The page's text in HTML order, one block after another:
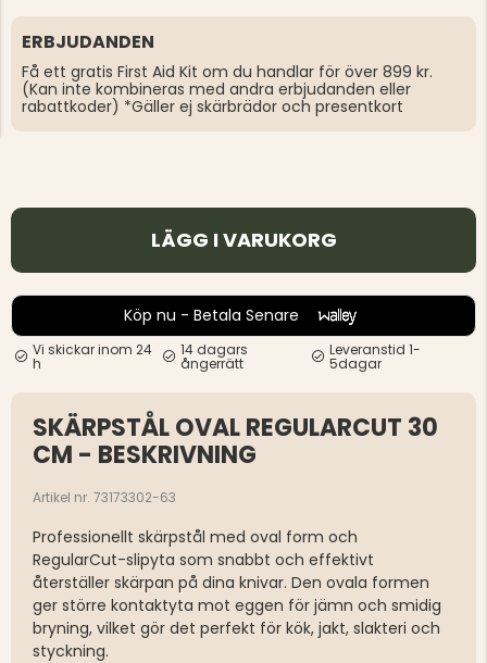
ERBJUDANDEN
Få ett gratis First Aid Kit om du handlar för över 899 kr.
(Kan inte kombineras med andra erbjudanden eller
rabattkoder) *Gäller ej skärbrädor och presentkort
LÄGG I VARUKORG
Köp nu - Betala Senare
Vi skickar inom 24
h
14 dagars
ångerrätt
Leveranstid 1-
5dagar
SKÄRPSTÅL OVAL REGULARCUT 30
CM - BESKRIVNING
Artikel nr. 73173302-63
Professionellt skärpstål med oval form och
RegularCut-slipyta som snabbt och effektivt
återställer skärpan på dina knivar. Den ovala formen
ger större kontaktyta mot eggen för jämn och smidig
bryning, vilket gör det perfekt för kök, jakt, slakteri och
styckning.